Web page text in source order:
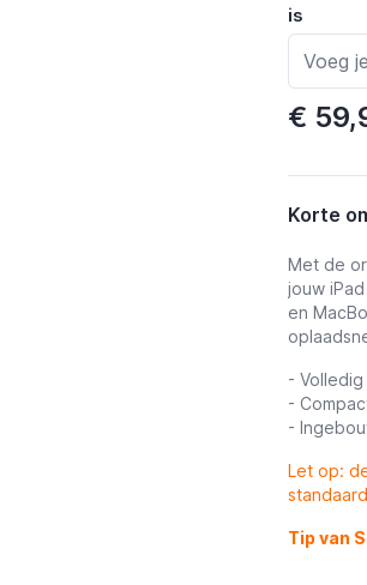
is
€
Korte
Met de
jouw
en
-
-
-
Let op:
Tip van